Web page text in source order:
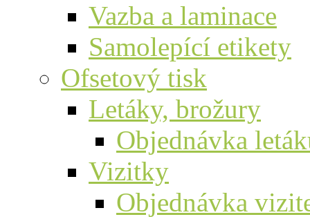
Vazba a laminace
Samolepící etikety
Ofsetový tisk
Letáky, brožury
Objednávka
Vizitky
Objednávka